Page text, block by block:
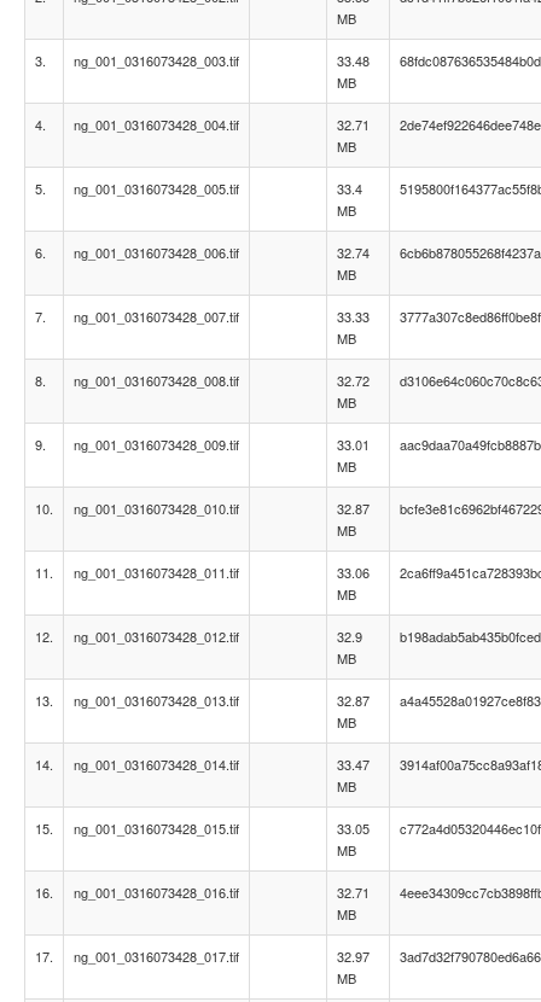
MB
3. ng_001_0316073428_003.tif
33.48
MB
4. ng_001_0316073428_004.tif
32.71
MB
5. ng_001_0316073428_005.tif
33.4
MB
6. ng_001_0316073428_006.tif
32.74
MB
7. ng_001_0316073428_007.tif
33.33
MB
8. ng_001_0316073428_008.tif
32.72
MB
9. ng_001_0316073428_009.tif
33.01
MB
10. ng_001_0316073428_010.tif
32.87
MB
11. ng_001_0316073428_011.tif
33.06
MB
12. ng_001_0316073428_012.tif
32.9
MB
13. ng_001_0316073428_013.tif
32.87
MB
14. ng_001_0316073428_014.tif
33.47
MB
15. ng_001_0316073428_015.tif
33.05
MB
16. ng_001_0316073428_016.tif
32.71
MB
17. ng_001_0316073428_017.tif
32.97
MB